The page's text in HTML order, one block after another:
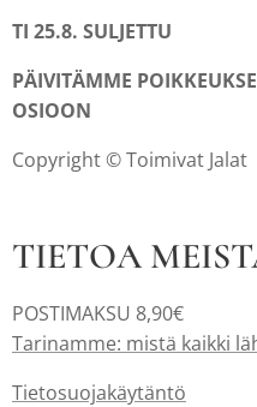
TI 25.8. SULJETTU
PÄIVITÄMME
OSIOON
Copyright © Toimivat Jalat
TIETOA
POSTIMAKSU 8,90€
Tarinamme: mistä kaikki
Tietosuojakäytäntö